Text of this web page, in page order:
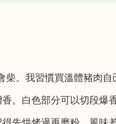
。我習慣買溫體豬肉自
。白色部分可以切段爆香